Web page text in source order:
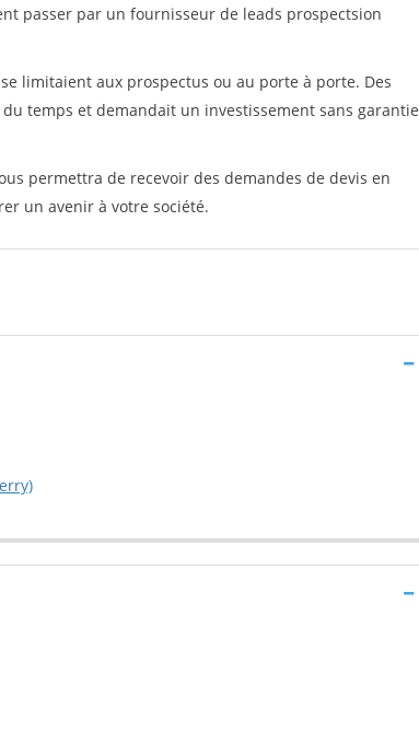
passer par un fournisseur de leads prospectsion
limitaient aux prospectus ou au porte à porte. Des
temps et demandait un investissement sans garantie
permettra de recevoir des demandes de devis en
un avenir à votre société.